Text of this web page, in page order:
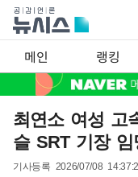
메인 랭킹
최연소 여성 고
슬 SRT 기장 임
기사등록 2026/07/08